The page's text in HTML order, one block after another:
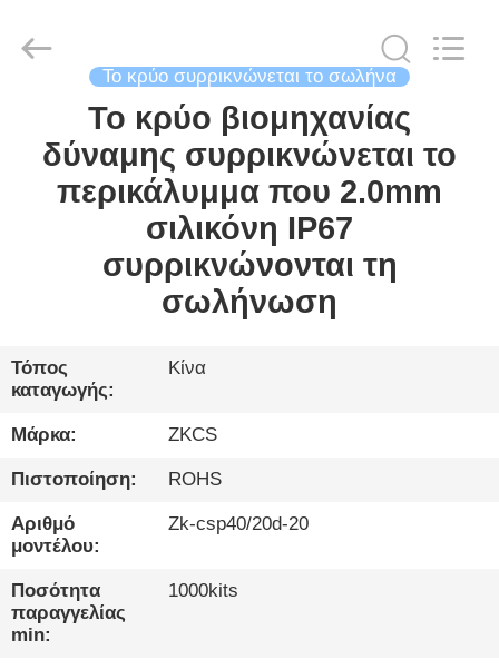
ΠΡΟΪΌΝΤΑ
ΒΊΝΤΕΟ
ΕΜΆΣ
ΞΕΝΆΓΗΣΗ
ΣΤΟ
ΕΡΓΟΣΤΆΣΙΟ
ΠΟΙΟΤΙΚΌΣ
ΈΛΕΓΧΟΣ
INDUSTRIAL
CO.,
Το κρύο συρρικνώνεται το σωλήνα
Το κρύο βιομηχανίας
δύναμης συρρικνώνεται το
περικάλυμμα που 2.0mm
σιλικόνη IP67
συρρικνώνονται τη
σωλήνωση
Τόπος
καταγωγής:
Κίνα
Μάρκα: ZKCS
Πιστοποίηση: ROHS
Αριθμό
μοντέλου:
Zk-csp40/20d-20
Ποσότητα
παραγγελίας
min:
1000kits